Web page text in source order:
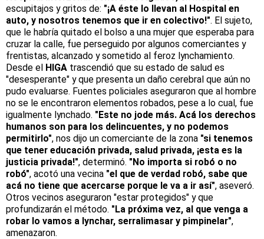
escupitajos y gritos de: "¡A éste lo llevan al Hospital en
auto, y nosotros tenemos que ir en colectivo!". El sujeto,
que le habría quitado el bolso a una mujer que esperaba para
cruzar la calle, fue perseguido por algunos comerciantes y
frentistas, alcanzado y sometido al feroz lynchamiento.
Desde el HIGA trascendió que su estado de salud es
"desesperante" y que presenta un daño cerebral que aún no
pudo evaluarse. Fuentes policiales aseguraron que al hombre
no se le encontraron elementos robados, pese a lo cual, fue
igualmente lynchado. "Este no jode más. Acá los derechos
humanos son para los delincuentes, y no podemos
permitirlo", nos dijo un comerciante de la zona "si tenemos
que tener educación privada, salud privada, ¡esta es la
justicia privada!", determinó. "No importa si robó o no
robó", acotó una vecina "el que de verdad robó, sabe que
acá no tiene que acercarse porque le va a ir así", aseveró.
Otros vecinos aseguraron "estar protegidos" y que
profundizarán el método. "La próxima vez, al que venga a
robar lo vamos a lynchar, serralimasar y pimpinelar",
amenazaron.